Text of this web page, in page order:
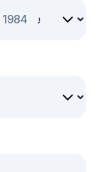
1984